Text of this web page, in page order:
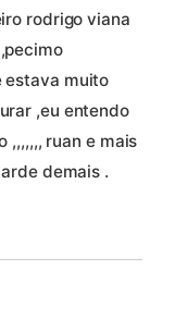
rodrigo viana
estava muito
,eu entendo
,,,,,,, ruan e mais
demais .